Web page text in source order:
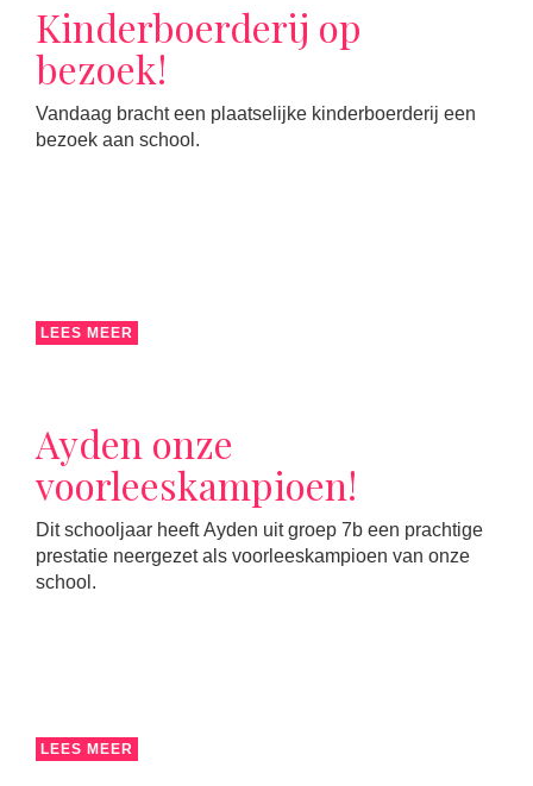
Kinderboerderij op
bezoek!
Vandaag bracht een plaatselijke kinderboerderij een
bezoek aan school.
LEES MEER
Ayden onze
voorleeskampioen!
Dit schooljaar heeft Ayden uit groep 7b een prachtige
prestatie neergezet als voorleeskampioen van onze
school.
LEES MEER